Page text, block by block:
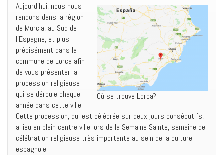
Où se trouve Lorca?
Aujourd’hui, nous nous
rendons dans la région
de Murcia, au Sud de
l’Espagne, et plus
précisément dans la
commune de Lorca afin
de vous présenter la
procession religieuse
qui se déroule chaque
année dans cette ville.
Cette procession, qui est célébrée sur deux jours consécutifs,
a lieu en plein centre ville lors de la Semaine Sainte, semaine de
célébration religieuse très importante au sein de la culture
espagnole.